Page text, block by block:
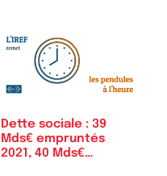
Dette sociale : 39
Mds€ empruntés
2021, 40 Mds€…